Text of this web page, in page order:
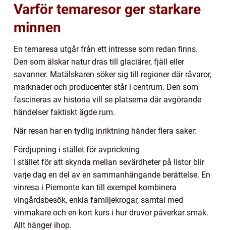
Varför temaresor ger starkare
minnen
En temaresa utgår från ett intresse som redan finns.
Den som älskar natur dras till glaciärer, fjäll eller
savanner. Matälskaren söker sig till regioner där råvaror,
marknader och producenter står i centrum. Den som
fascineras av historia vill se platserna där avgörande
händelser faktiskt ägde rum.
När resan har en tydlig inriktning händer flera saker:
Fördjupning i stället för avprickning
I stället för att skynda mellan sevärdheter på listor blir
varje dag en del av en sammanhängande berättelse. En
vinresa i Piemonte kan till exempel kombinera
vingårdsbesök, enkla familjekrogar, samtal med
vinmakare och en kort kurs i hur druvor påverkar smak.
Allt hänger ihop.